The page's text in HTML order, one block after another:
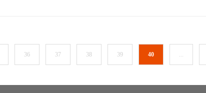
36 37 38 39 40 ...